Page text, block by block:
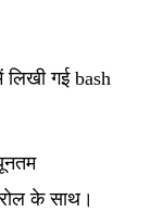
गई bash
के साथ।